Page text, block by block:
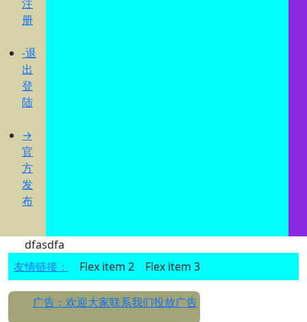
注
册
-退
出
登
陆
→
官
方
发
布
dfasdfa
友情链接：
Flex item 2 Flex item 3
广告：欢迎大家联系我们投放广告